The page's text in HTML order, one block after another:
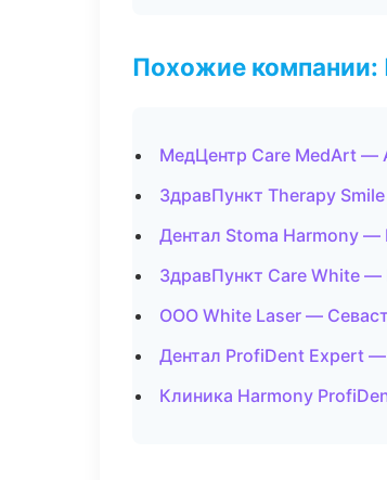
Похожие компании:
МедЦентр Care MedArt —
ЗдравПункт Therapy
Дентал Stoma Harmony —
ЗдравПункт Care White
ООО White Laser —
Дентал ProfiDent Expert
Клиника Harmony